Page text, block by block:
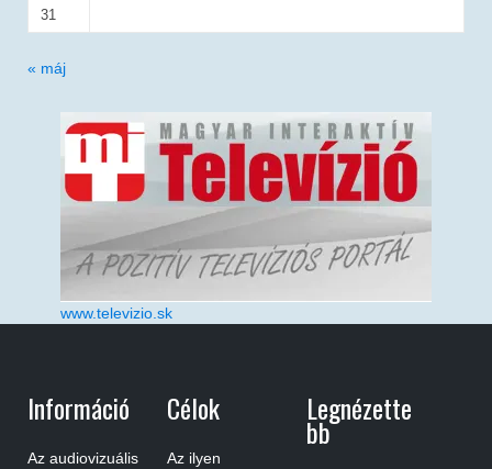
31
« máj
www.televizio.sk
Információ
Az audiovizuális
Célok
Az ilyen
Legnézette
Bb